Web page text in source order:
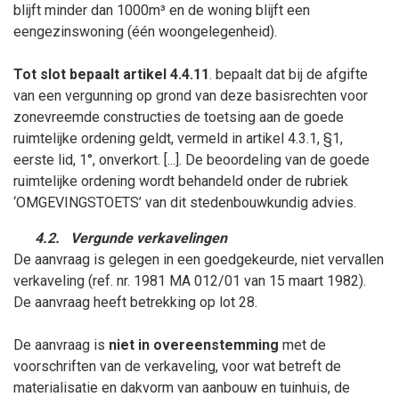
blijft minder dan 1000m³ en de woning blijft een
eengezinswoning (één woongelegenheid).
Tot slot bepaalt artikel 4.4.11. bepaalt dat bij de afgifte
van een vergunning op grond van deze basisrechten voor
zonevreemde constructies de toetsing aan de goede
ruimtelijke ordening geldt, vermeld in artikel 4.3.1, §1,
eerste lid, 1°, onverkort. [...]. De beoordeling van de goede
ruimtelijke ordening wordt behandeld onder de rubriek
‘OMGEVINGSTOETS’ van dit stedenbouwkundig advies.
4.2.
Vergunde verkavelingen
De aanvraag is gelegen in een goedgekeurde, niet vervallen
verkaveling (ref. nr. 1981 MA 012/01 van 15 maart 1982).
De aanvraag heeft betrekking op lot 28.
De aanvraag is niet in overeenstemming met de
voorschriften van de verkaveling, voor wat betreft de
materialisatie en dakvorm van aanbouw en tuinhuis, de